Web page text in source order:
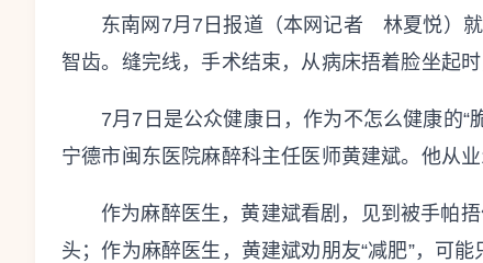
东南网7月7日报道（本网记者 林夏悦）
智齿。缝完线，手术结束，从病床捂着脸坐起
7月7日是公众健康日，作为不怎么健康的“
宁德市闽东医院麻醉科主任医师黄建斌。他从
作为麻醉医生，黄建斌看剧，见到被手帕
头；作为麻醉医生，黄建斌劝朋友“减肥”，可